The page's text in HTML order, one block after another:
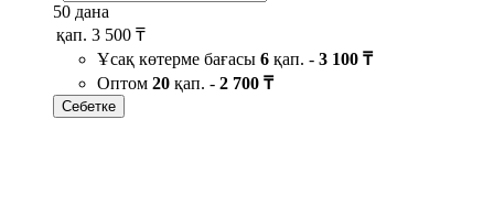
50 дана
қап. 3 500 ₸
Ұсақ көтерме бағасы 6 қап. - 3 100 ₸
Оптом 20 қап. - 2 700 ₸
Себетке